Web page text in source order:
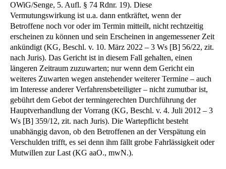
OWiG/Senge, 5. Aufl. § 74 Rdnr. 19). Diese
Vermutungswirkung ist u.a. dann entkräftet, wenn der
Betroffene noch vor oder im Termin mitteilt, nicht rechtzeitig
erscheinen zu können und sein Erscheinen in angemessener Zeit
ankündigt (KG, Beschl. v. 10. März 2022 – 3 Ws [B] 56/22, zit.
nach Juris). Das Gericht ist in diesem Fall gehalten, einen
längeren Zeitraum zuzuwarten; nur wenn dem Gericht ein
weiteres Zuwarten wegen anstehender weiterer Termine – auch
im Interesse anderer Verfahrensbeteiligter – nicht zumutbar ist,
gebührt dem Gebot der termingerechten Durchführung der
Hauptverhandlung der Vorrang (KG, Beschl. v. 4. Juli 2012 – 3
Ws [B] 359/12, zit. nach Juris). Die Wartepflicht besteht
unabhängig davon, ob den Betroffenen an der Verspätung ein
Verschulden trifft, es sei denn ihm fällt grobe Fahrlässigkeit oder
Mutwillen zur Last (KG aaO., mwN.).